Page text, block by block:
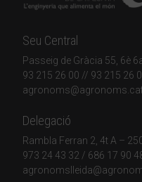
Seu Central
Passeig de Gràcia 55, 6è
93 215 26 00 // 93 215 26
agronoms@agronoms.cat
Delegació
Rambla Ferran 2, 4t A –
973 24 43 32 / 686 17 90